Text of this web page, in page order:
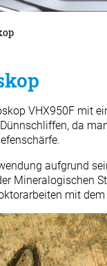
VHX950F mit
da
aufgrund
Mineralogischen
mit